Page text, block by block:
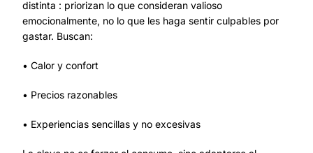
distinta : priorizan lo que consideran valioso
emocionalmente, no lo que les haga sentir culpables por
gastar. Buscan:
• Calor y confort
• Precios razonables
• Experiencias sencillas y no excesivas